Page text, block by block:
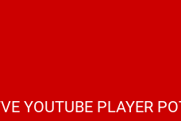
YOUTUBE PLAYER